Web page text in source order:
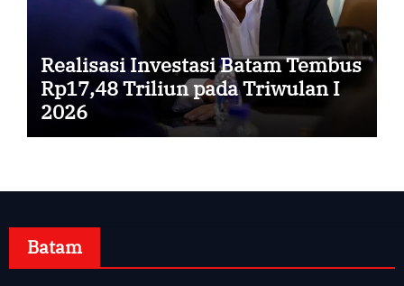
Realisasi Investasi Batam Tembus
Rp17,48 Triliun pada Triwulan I
2026
Batam